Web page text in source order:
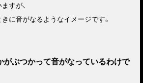
すが、
に音がなるようなイメージです。
がぶつかって音がなっているわけで